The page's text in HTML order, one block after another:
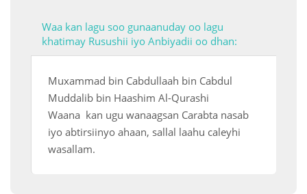
Kiswahili
اردو
o'zbek
Waa kan lagu soo gunaanuday oo lagu
khatimay Rusushii iyo Anbiyadii oo dhan:
Muxammad bin Cabdullaah bin Cabdul
Muddalib bin Haashim Al-Qurashi
Waana kan ugu wanaagsan Carabta nasab
iyo abtirsiinyo ahaan, sallal laahu caleyhi
wasallam.